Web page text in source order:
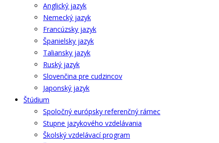
Anglický jazyk
Nemecký jazyk
Francúzsky jazyk
Španielsky jazyk
Taliansky jazyk
Ruský jazyk
Slovenčina pre cudzincov
Japonský jazyk
Štúdium
Spoločný európsky referenčný rámec
Stupne jazykového vzdelávania
Školský vzdelávací program